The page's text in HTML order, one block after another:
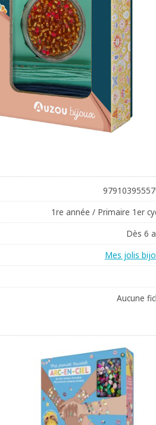
1re année / Primaire 1er
Dès 6
Mes jolis
Aucune